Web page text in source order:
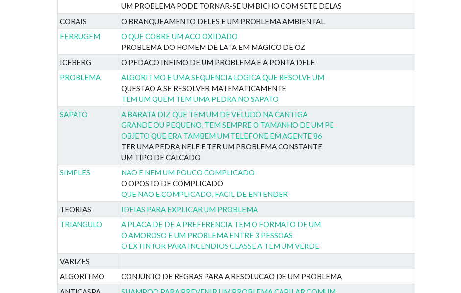
UM PROBLEMA PODE TORNAR-SE UM BICHO COM SETE DELAS
CORAIS
O BRANQUEAMENTO DELES E UM PROBLEMA AMBIENTAL
FERRUGEM
O QUE COBRE UM ACO OXIDADO
PROBLEMA DO HOMEM DE LATA EM MAGICO DE OZ
ICEBERG
O PEDACO INFIMO DE UM PROBLEMA E A PONTA DELE
PROBLEMA
ALGORITMO E UMA SEQUENCIA LOGICA QUE RESOLVE UM
QUESTAO A SE RESOLVER MATEMATICAMENTE
TEM UM QUEM TEM UMA PEDRA NO SAPATO
SAPATO
A BARATA DIZ QUE TEM UM DE VELUDO NA CANTIGA
GRANDE OU PEQUENO, TEM SEMPRE O TAMANHO DE UM PE
OBJETO QUE ERA TAMBEM UM TELEFONE EM AGENTE 86
TER UMA PEDRA NELE E TER UM PROBLEMA CONSTANTE
UM TIPO DE CALCADO
SIMPLES
NAO E NEM UM POUCO COMPLICADO
O OPOSTO DE COMPLICADO
QUE NAO E COMPLICADO, FACIL DE ENTENDER
TEORIAS
IDEIAS PARA EXPLICAR UM PROBLEMA
TRIANGULO
A PLACA DE DE A PREFERENCIA TEM O FORMATO DE UM
O AMOROSO E UM PROBLEMA ENTRE 3 PESSOAS
O EXTINTOR PARA INCENDIOS CLASSE A TEM UM VERDE
VARIZES
ALGORITMO
CONJUNTO DE REGRAS PARA A RESOLUCAO DE UM PROBLEMA